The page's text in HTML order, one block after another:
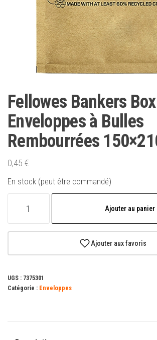
Fellowes Bankers
Enveloppes à Bulles
Rembourrées
0,45 €
En stock (peut être commandé)
Box
Enveloppes
Ajouter au panier
Ajouter aux favoris
UGS : 7375301
Catégorie : Enveloppes